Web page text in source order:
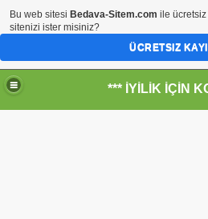
Bu web sitesi Bedava-Sitem.com ile
sitenizi ister misiniz?
ÜCRETSIZ